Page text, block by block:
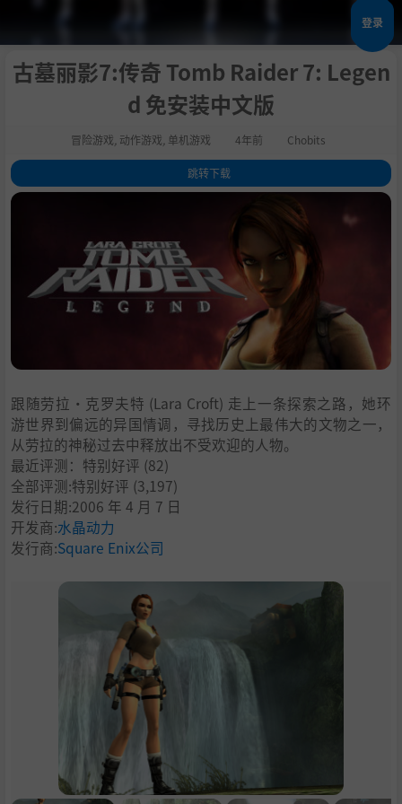
登录
古墓丽影7:传奇 Tomb Raider 7: Legen
d 免安装中文版
冒险游戏 动作游戏 单机游戏 4年前 Chobits
跳转下载
1.关于这款游戏
通用教程
学习版下载
跟随劳拉·克罗夫特 (Lara Croft) 走上一条探索之路，她环
游世界到偏远的异国情调，寻找历史上最伟大的文物之一，
从劳拉的神秘过去中释放出不受欢迎的人物。
最近评测： 特别好评 (82)
全部评测:特别好评 (3,197)
发行日期:2006 年 4 月 7 日
开发商:水晶动力
发行商:Square Enix公司